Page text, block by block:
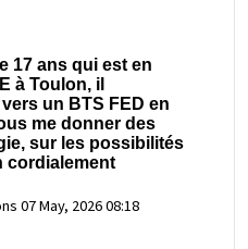
17 ans qui est en
à Toulon, il
un BTS FED en
me donner des
sur les possibilités
cordialement
07 May, 2026 08:18